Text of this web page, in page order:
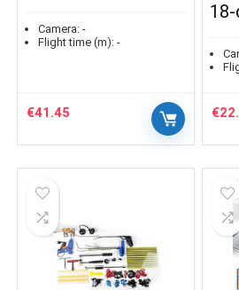
Camera: -
Flight time (m): -
€41.45 €